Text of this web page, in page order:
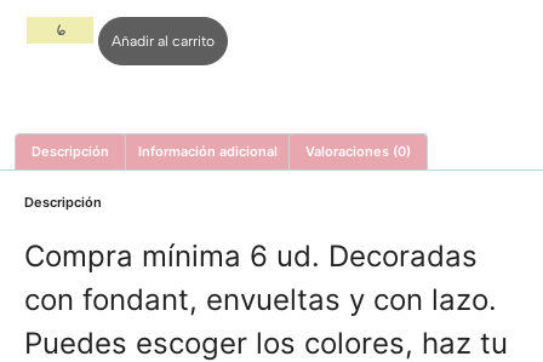
Añadir al carrito
Descripción Información adicional Valoraciones (0)
Descripción
Compra mínima 6 ud. Decoradas
con fondant, envueltas y con lazo.
Puedes escoger los colores, haz tu